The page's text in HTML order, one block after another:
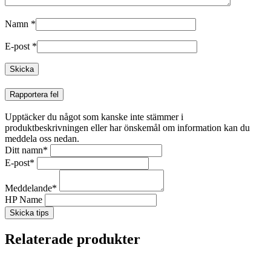
Namn *
E-post *
Rapportera fel
Upptäcker du något som kanske inte stämmer i
produktbeskrivningen eller har önskemål om information kan du
meddela oss nedan.
Ditt namn*
E-post*
Meddelande*
HP Name
Skicka tips
Relaterade produkter